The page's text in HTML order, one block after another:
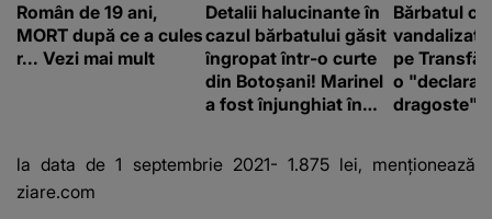
Român de 19 ani,
MORT după ce a cules
r... Vezi mai mult
Detalii halucinante în
cazul bărbatului găsit
îngropat într-o curte
din Botoșani! Marinel
a fost înjunghiat în
suspecți
Bărbatul
vandalizat
pe
o
dragoste"
la data de 1 septembrie 2021- 1.875 lei, menționează
ziare.com